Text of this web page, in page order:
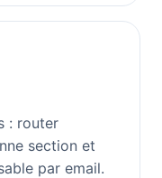
: router
section et
par email.